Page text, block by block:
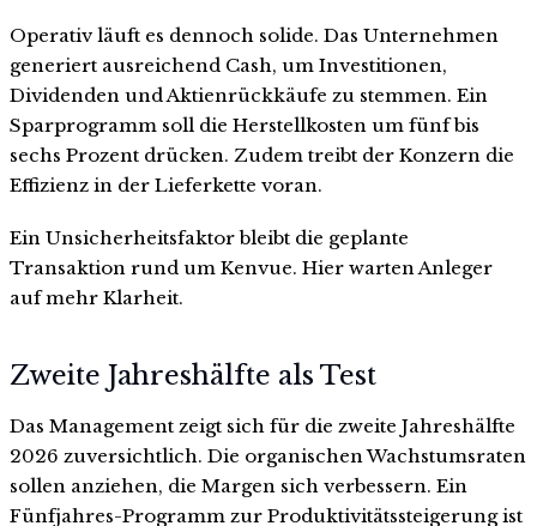
Operativ läuft es dennoch solide. Das Unternehmen
generiert ausreichend Cash, um Investitionen,
Dividenden und Aktienrückkäufe zu stemmen. Ein
Sparprogramm soll die Herstellkosten um fünf bis
sechs Prozent drücken. Zudem treibt der Konzern die
Effizienz in der Lieferkette voran.
Ein Unsicherheitsfaktor bleibt die geplante
Transaktion rund um Kenvue. Hier warten Anleger
auf mehr Klarheit.
Zweite Jahreshälfte als Test
Das Management zeigt sich für die zweite Jahreshälfte
2026 zuversichtlich. Die organischen Wachstumsraten
sollen anziehen, die Margen sich verbessern. Ein
Fünfjahres-Programm zur Produktivitätssteigerung ist